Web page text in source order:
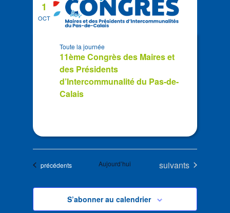
OCT
1
11ème Congrès des Maires et
des Présidents
d’Intercommunalité du Pas-de-
Calais
Toute la journée
Évènements
précédents Aujourd’hui Évènements
suivants
S’abonner au calendrier